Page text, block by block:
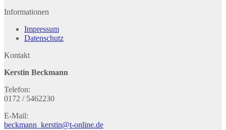
Informationen
Impressum
Datenschutz
Kontakt
Kerstin Beckmann
Telefon:
0172 / 5462230
E-Mail:
beckmann_kerstin@t-online.de